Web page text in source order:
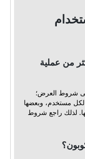
من عملية
شروط العرض؛
مستخدم، وبعضها
لذلك راجع شروط